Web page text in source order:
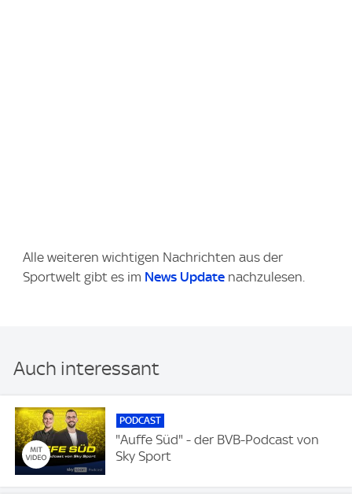
Alle weiteren wichtigen Nachrichten aus der
Sportwelt gibt es im News Update nachzulesen.
Auch interessant
PODCAST
"Auffe Süd" - der BVB-Podcast von
Sky Sport